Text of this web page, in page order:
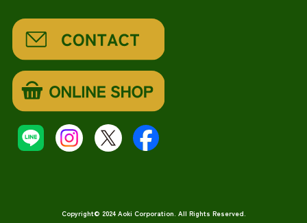
Copyright© 2024 Aoki Corporation. All Rights Reserved.